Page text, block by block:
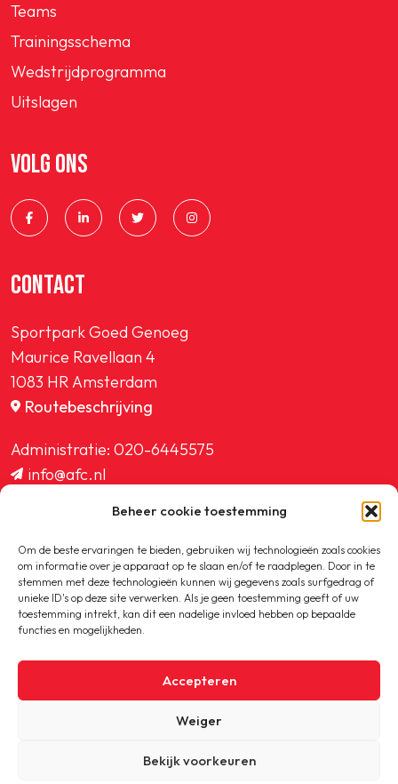
Beheer cookie toestemming
Om de beste ervaringen te bieden, gebruiken wij technologieën zoals cookies
om informatie over je apparaat op te slaan en/of te raadplegen. Door in te
stemmen met deze technologieën kunnen wij gegevens zoals surfgedrag of
unieke ID's op deze site verwerken. Als je geen toestemming geeft of uw
toestemming intrekt, kan dit een nadelige invloed hebben op bepaalde
functies en mogelijkheden.
Accepteren
Weiger
Bekijk voorkeuren
Teams
Trainingsschema
Wedstrijdprogramma
Uitslagen
VOLG ONS
CONTACT
Sportpark Goed Genoeg
Maurice Ravellaan 4
1083 HR Amsterdam
Routebeschrijving
Administratie: 020-6445575
info@afc.nl
ledenadministratie@afc.nl
Copyright © 2020-2026 AFC
Privacybeleid